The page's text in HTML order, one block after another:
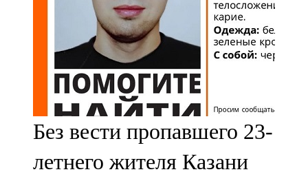
104,7 FM
Олы Әтнә
71,42 FM
Сарман
107,8 FM
Теләче
Без вести пропавшего 23-
летнего жителя Казани